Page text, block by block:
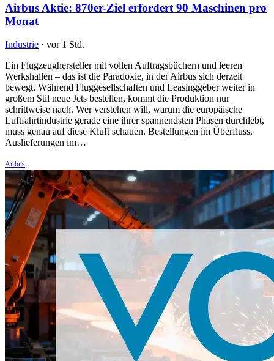
Airbus Aktie: 870er-Ziel erfordert 90 Maschinen pro
Monat
Industrie · vor 1 Std.
Ein Flugzeughersteller mit vollen Auftragsbüchern und leeren
Werkshallen – das ist die Paradoxie, in der Airbus sich derzeit
bewegt. Während Fluggesellschaften und Leasinggeber weiter in
großem Stil neue Jets bestellen, kommt die Produktion nur
schrittweise nach. Wer verstehen will, warum die europäische
Luftfahrtindustrie gerade eine ihrer spannendsten Phasen durchlebt,
muss genau auf diese Kluft schauen. Bestellungen im Überfluss,
Auslieferungen im…
Airbus